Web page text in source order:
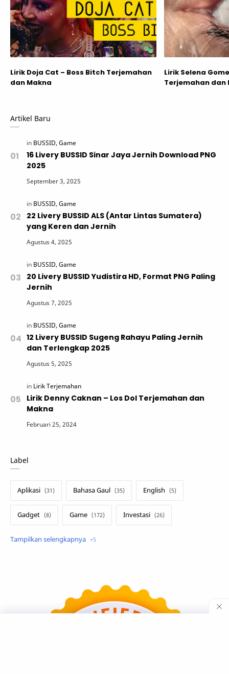
Lirik Doja Cat – Boss Bitch Terjemahan
dan Makna
Lirik Selena
Terjemahan dan
Artikel Baru
16 Livery BUSSID Sinar Jaya Jernih Download PNG
2025
22 Livery BUSSID ALS (Antar Lintas Sumatera)
yang Keren dan Jernih
20 Livery BUSSID Yudistira HD, Format PNG Paling
Jernih
12 Livery BUSSID Sugeng Rahayu Paling Jernih
dan Terlengkap 2025
Lirik Denny Caknan – Los Dol Terjemahan dan
Makna
Label
Aplikasi Bahasa Gaul English
Gadget Game Investasi
Lirik Terjemahan